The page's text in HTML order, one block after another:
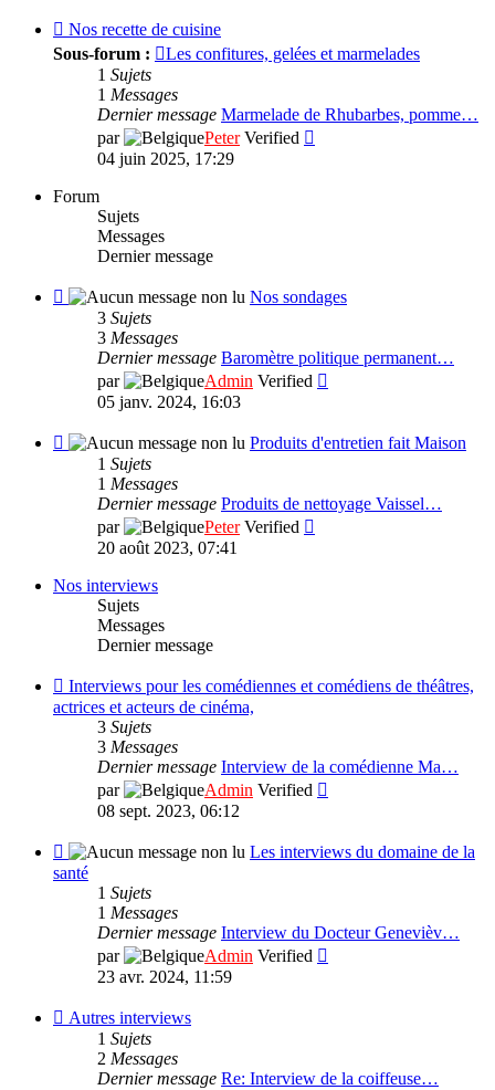
Flux
Nos
recette
cuisine
Nos recette de cuisine
Sous-forum :
Les confitures, gelées et marmelades
1 Sujets
1 Messages
Dernier message Marmelade de Rhubarbes, pomme…
par
Peter Verified
04 juin 2025, 17:29
Forum
Sujets
Messages
Dernier message
Flux
sondages
Nos sondages
3 Sujets
3 Messages
Dernier message Baromètre politique permanent…
par
Admin Verified
message
05 janv. 2024, 16:03
Flux
Produits
d'entretien
Maison
Produits d'entretien fait Maison
1 Sujets
1 Messages
Dernier message Produits de nettoyage Vaissel…
par
Peter Verified
20 août 2023, 07:41
Nos interviews
Sujets
Messages
Dernier message
Flux
-
Interviews
comédiennes
comédiens
de
théâtres,
actrices
acteurs
cinéma,
Interviews pour les comédiennes et comédiens de théâtres,
actrices et acteurs de cinéma,
3 Sujets
3 Messages
Dernier message Interview de la comédienne Ma…
par
Admin Verified
message
08 sept. 2023, 06:12
Flux
-
interviews
santé
Les interviews du domaine de la
santé
1 Sujets
1 Messages
Dernier message Interview du Docteur Genevièv…
par
Admin Verified
23 avr. 2024, 11:59
Flux
Autres
interviews
Autres interviews
1 Sujets
2 Messages
Dernier message Re: Interview de la coiffeuse…